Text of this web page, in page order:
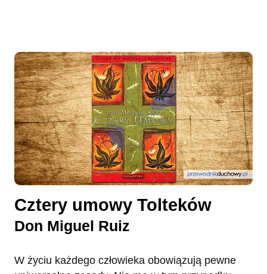
Cztery umowy Tolteków
Don Miguel Ruiz
W życiu każdego człowieka obowiązują pewne